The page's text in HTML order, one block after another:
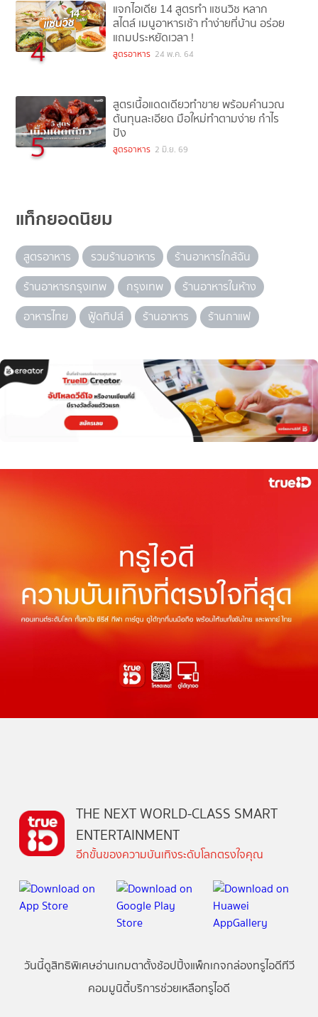
4
แจกไอเดีย 14 สูตรทำ แซนวิช หลาก
สไตล์ เมนูอาหารเช้า ทำง่ายที่บ้าน อร่อย
แถมประหยัดเวลา !
สูตรอาหาร 24 พ.ค. 64
5
สูตรเนื้อแดดเดียวทำขาย พร้อมคำนวณ
ต้นทุนละเอียด มือใหม่ทำตามง่าย กำไร
ปัง
สูตรอาหาร 2 มิ.ย. 69
แท็กยอดนิยม
สูตรอาหาร รวมร้านอาหาร
ร้านอาหารใกล้ฉัน
ร้านอาหารกรุงเทพ
กรุงเทพ
ร้านอาหารในห้าง
อาหารไทย
ฟู้ดทิปส์ ร้านอาหาร ร้านกาแฟ
THE NEXT WORLD-CLASS SMART
ENTERTAINMENT
อีกขั้นของความบันเทิงระดับโลกตรงใจคุณ
วันนี้ดูสิทธิพิเศษอ่านเกมตาตั้งช้อปปิ้งแพ็กเกจกล่องทรูไอดีทีวี
คอมมูนิตี้บริการช่วยเหลือทรูไอดี